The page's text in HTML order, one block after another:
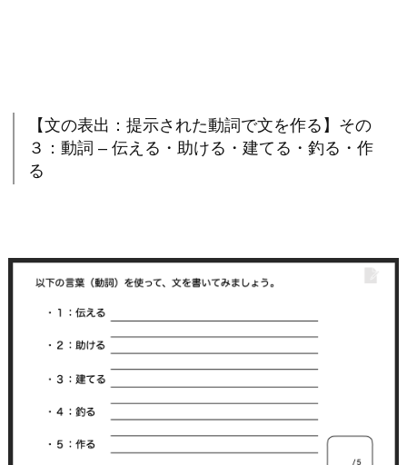
【文の表出：提示された動詞で文を作る】その
３：動詞 – 伝える・助ける・建てる・釣る・作
る